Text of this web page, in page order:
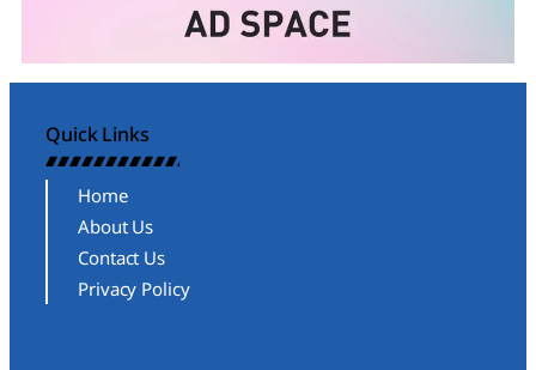
Quick Links
Home
About Us
Contact Us
Privacy Policy